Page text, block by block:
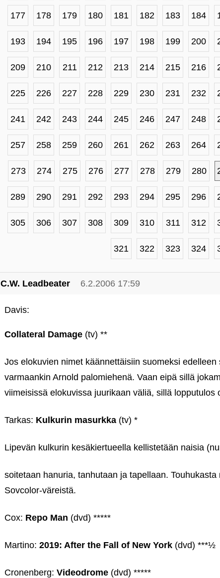
177 178 179 180 181 182 183 184
193 194 195 196 197 198 199 200
209 210 211 212 213 214 215 216
225 226 227 228 229 230 231 232
241 242 243 244 245 246 247 248
257 258 259 260 261 262 263 264
273 274 275 276 277 278 279 280
289 290 291 292 293 294 295 296
305 306 307 308 309 310 311 312
321 322 323 324
C.W. Leadbeater 6.2.2006 17:59
Davis:
Collateral Damage (tv) **
Jos elokuvien nimet käännettäisiin suomeksi
varmaankin Arnold palomiehenä. Vaan eipä sillä
viimeisissä elokuvissa juurikaan väliä, sillä
Tarkas: Kulkurin masurkka (tv) *
Lipevän kulkurin kesäkiertueella kellistetään naisia
soitetaan hanuria, tanhutaan ja tapellaan.
Sovcolor-väreistä.
Cox: Repo Man (dvd) *****
Martino: 2019: After the Fall of New York (dvd) ***½
Cronenberg: Videodrome (dvd) *****